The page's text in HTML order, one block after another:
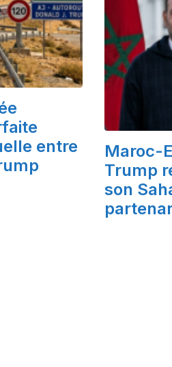
entre
Maroc-
Trump
son